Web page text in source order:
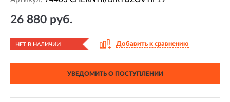
26 880 руб.
НЕТ В НАЛИЧИИ Добавить к сравнению
УВЕДОМИТЬ О ПОСТУПЛЕНИИ